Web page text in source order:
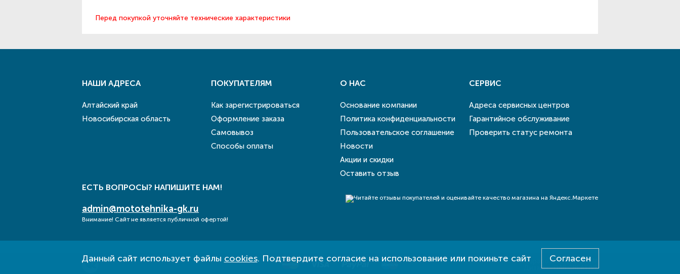
Перед покупкой уточняйте технические характеристики
Данный сайт использует файлы cookies. Подтвердите согласие на использование или покиньте сайт Согласен
НАШИ АДРЕСА
Алтайский край
Новосибирская область
ПОКУПАТЕЛЯМ
Как зарегистрироваться
Оформление заказа
Самовывоз
Способы оплаты
О НАС
Основание компании
Политика конфиденциальности
Пользовательское соглашение
Новости
Акции и скидки
Оставить отзыв
СЕРВИС
Адреса сервисных центров
Гарантийное обслуживание
Проверить статус ремонта
ЕСТЬ ВОПРОСЫ? НАПИШИТЕ НАМ!
admin@mototehnika-gk.ru
Внимание! Сайт не является публичной офертой!
Разработка - E-SYSTEM
Дизайн - DAB.CREATIVE